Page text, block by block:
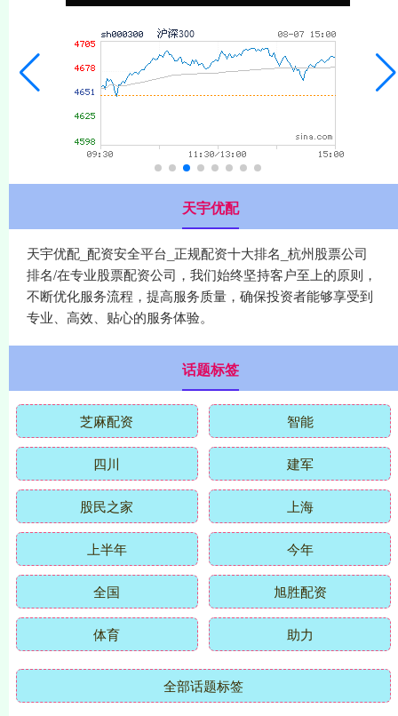
天宇优配
天宇优配_配资安全平台_正规配资十大排名_杭州股票公司
排名/在专业股票配资公司，我们始终坚持客户至上的原则，
不断优化服务流程，提高服务质量，确保投资者能够享受到
专业、高效、贴心的服务体验。
话题标签
芝麻配资 智能
四川 建军
股民之家 上海
上半年 今年
全国 旭胜配资
体育 助力
全部话题标签